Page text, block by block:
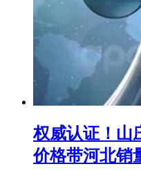
权威认证！山
价格带河北销